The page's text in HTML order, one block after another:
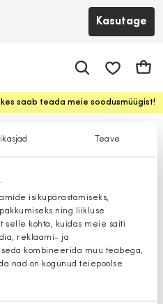
Teave
isikupärastamiseks,
ning liikluse
selle kohta, kuidas meie saiti
reklaami- ja
kombineerida muu teabega,
nad on kogunud teiepoolse
Kasutage
saab teada meie soodusmüügist!